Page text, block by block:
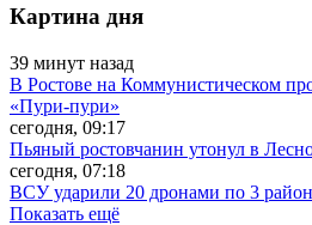
Картина дня
39 минут назад
В Ростове на Коммунистическом
«Пури-пури»
сегодня, 09:17
Пьяный ростовчанин утонул в
сегодня, 07:18
ВСУ ударили 20 дронами по 3
Показать ещё